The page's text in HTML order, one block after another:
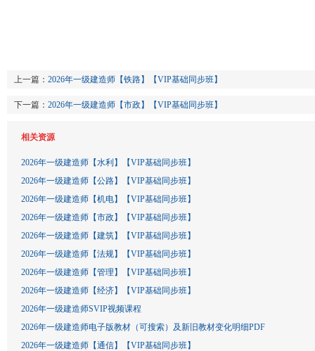
上一篇： 2026年一级建造师【铁路】【VIP基础同步班】
下一篇： 2026年一级建造师【市政】【VIP基础同步班】
相关资源
2026年一级建造师【水利】【VIP基础同步班】
2026年一级建造师【公路】【VIP基础同步班】
2026年一级建造师【机电】【VIP基础同步班】
2026年一级建造师【市政】【VIP基础同步班】
2026年一级建造师【建筑】【VIP基础同步班】
2026年一级建造师【法规】【VIP基础同步班】
2026年一级建造师【管理】【VIP基础同步班】
2026年一级建造师【经济】【VIP基础同步班】
2026年一级建造师SVIP视频课程
2026年一级建造师电子版教材（可搜索）及新旧教材变化明细PDF
2026年一级建造师【通信】【VIP基础同步班】